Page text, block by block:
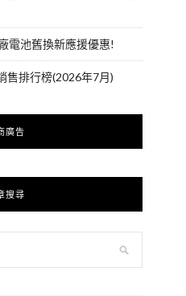
電池舊換新應援優惠!
售排行榜(2026年7月)
廣告
搜尋